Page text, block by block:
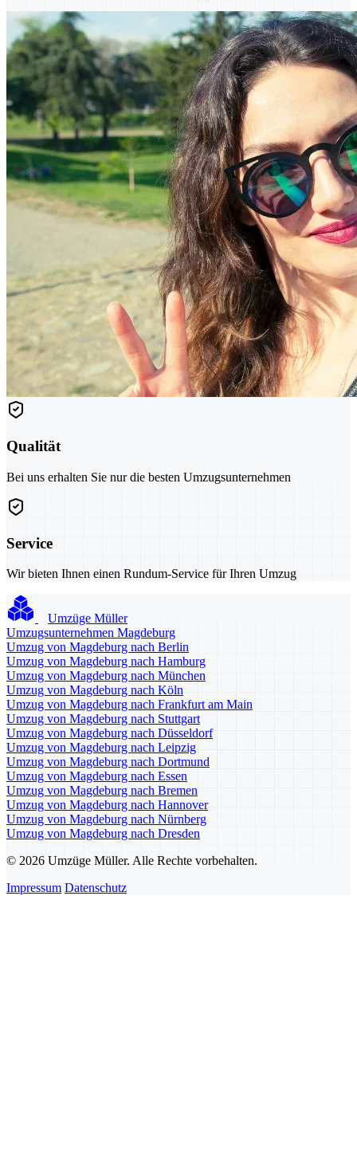
Qualität
Bei uns erhalten Sie nur die besten Umzugsunternehmen
Service
Wir bieten Ihnen einen Rundum-Service für Ihren Umzug
Umzüge Müller
Umzugsunternehmen Magdeburg
Umzug von Magdeburg nach Berlin
Umzug von Magdeburg nach Hamburg
Umzug von Magdeburg nach München
Umzug von Magdeburg nach Köln
Umzug von Magdeburg nach Frankfurt am Main
Umzug von Magdeburg nach Stuttgart
Umzug von Magdeburg nach Düsseldorf
Umzug von Magdeburg nach Leipzig
Umzug von Magdeburg nach Dortmund
Umzug von Magdeburg nach Essen
Umzug von Magdeburg nach Bremen
Umzug von Magdeburg nach Hannover
Umzug von Magdeburg nach Nürnberg
Umzug von Magdeburg nach Dresden
© 2026 Umzüge Müller. Alle Rechte vorbehalten.
Impressum Datenschutz